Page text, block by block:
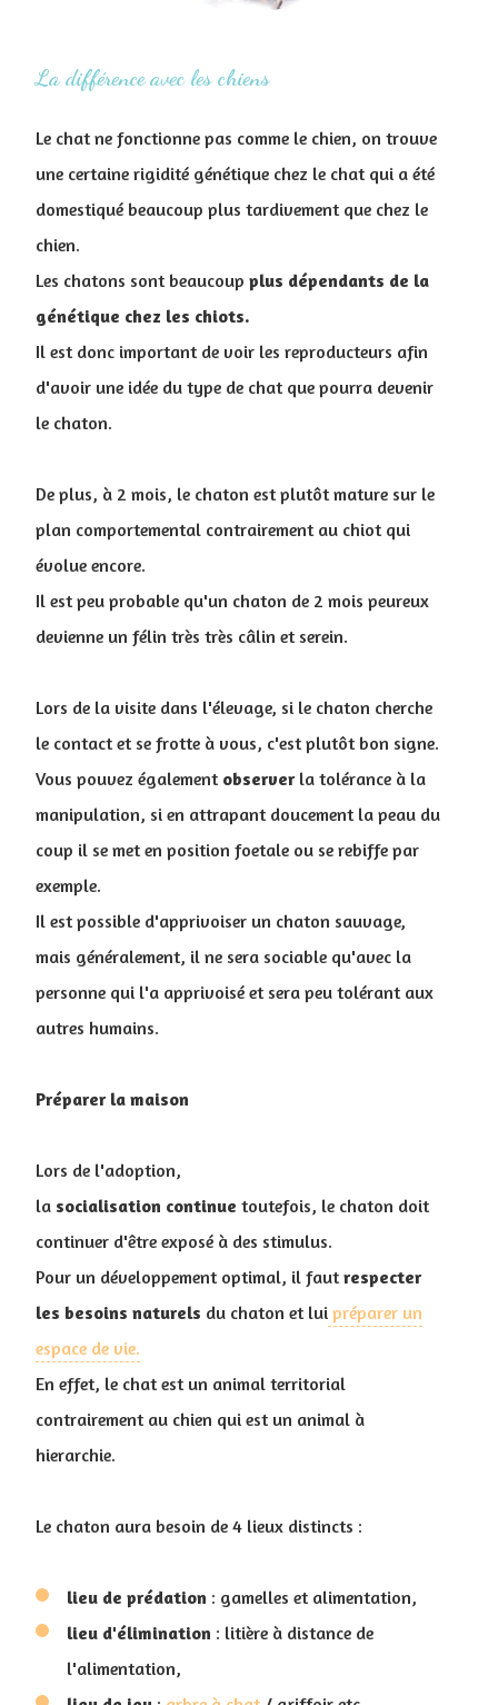
La différence avec les chiens
Le chat ne fonctionne pas comme le chien, on trouve
une certaine rigidité génétique chez le chat qui a été
domestiqué beaucoup plus tardivement que chez le
chien.
Les chatons sont beaucoup plus dépendants de la
génétique chez les chiots.
Il est donc important de voir les reproducteurs afin
d'avoir une idée du type de chat que pourra devenir
le chaton.
De plus, à 2 mois, le chaton est plutôt mature sur le
plan comportemental contrairement au chiot qui
évolue encore.
Il est peu probable qu'un chaton de 2 mois peureux
devienne un félin très très câlin et serein.
Lors de la visite dans l'élevage, si le chaton cherche
le contact et se frotte à vous, c'est plutôt bon signe.
Vous pouvez également observerla tolérance à la
manipulation, si en attrapant doucement la peau du
coup il se met en position foetale ou se rebiffe par
exemple.
Il est possible d'apprivoiser un chaton sauvage,
mais généralement, il ne sera sociable qu'avec la
personne qui l'a apprivoisé et sera peu tolérant aux
autres humains.
Préparer la maison
Lors de l'adoption,
la socialisation continue toutefois, le chaton doit
continuer d'être exposé à des stimulus.
Pour un développement optimal, il fautrespecter
les besoins naturels du chaton et lui préparer un
espace de vie.
En effet, le chat est un animal territorial
contrairement au chien qui est un animal à
hierarchie.
Le chaton aura besoin de 4 lieux distincts :
lieu de prédation : gamelles et alimentation,
lieu d'élimination : litière à distance de
l'alimentation,